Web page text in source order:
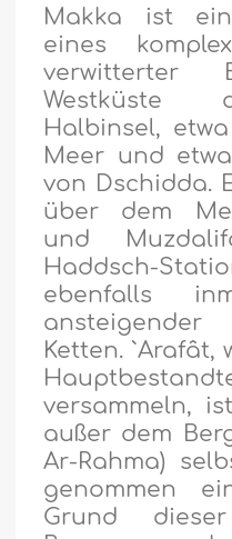
Makka ist
eines
Westküste
Halbinsel,
Meer und
von Dschidda.
über dem
und
Haddsch-
ebenfalls
Ketten. `Arafât,
versammeln,
außer dem
Ar-Rahma)
genommen
Grund